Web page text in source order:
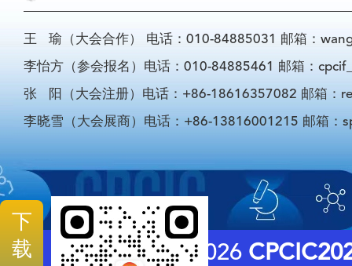
下
载
王 瑜（大会合作） 电话：010-84885031 邮箱：
李怡方（参会报名）电话：010-84885461 邮箱：
张 阳（大会注册）电话：+86-18616357082 邮箱：
李晓雪（大会展商）电话：+86-13816001215 邮箱：
© 2026